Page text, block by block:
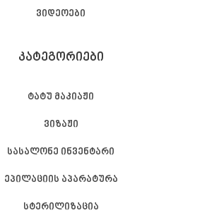
ვიდეოები
ᲙᲐᲢᲔᲒᲝᲠᲘᲔᲑᲘ
ტატუ მაკიაჟი
ვიზაჟი
სასალონე ინვენტარი
ეპილაციის აპარატურა
სტერილიზაცია